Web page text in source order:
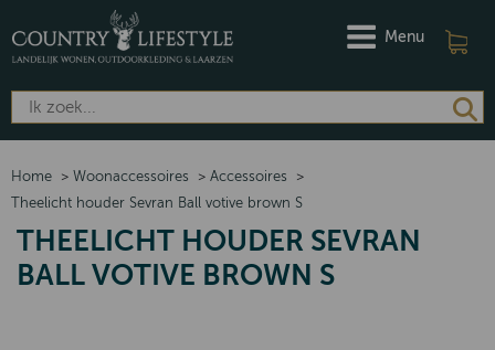
Menu
Home > Woonaccessoires > Accessoires
>
Theelicht houder Sevran Ball votive brown S
THEELICHT HOUDER SEVRAN
BALL VOTIVE BROWN S